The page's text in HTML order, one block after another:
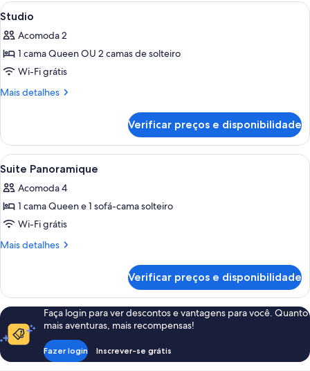
Carrega
todas
as
fotos
de
Studio
Quarto de hotel com uma cama
9
Studio
Acomoda 2
1 cama Queen OU 2 camas de solteiro
Wi-Fi grátis
Mais detalhes
Mais
Verificar preços e disponibilidade
Carrega
todas
as
fotos
de
Suite
Quarto de hotel com uma cama
8
Suite Panoramique
Acomoda 4
1 cama Queen e 1 sofá-cama solteiro
Wi-Fi grátis
Mais detalhes
Mais
Panoramique
Verificar preços e disponibilidade
Faça login para ver descontos e vantagens para você. Quanto
mais aventuras, mais recompensas!
Fazer login Inscrever-se grátis